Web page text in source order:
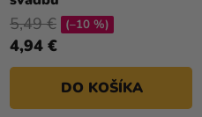
4,94 €
5,49 € (–10 %)
DO KOŠÍKA